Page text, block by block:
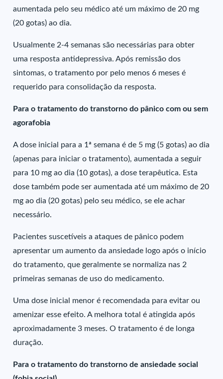
aumentada pelo seu médico até um máximo de 20 mg
(20 gotas) ao dia.
Usualmente 2-4 semanas são necessárias para obter
uma resposta antidepressiva. Após remissão dos
sintomas, o tratamento por pelo menos 6 meses é
requerido para consolidação da resposta.
Para o tratamento do transtorno do pânico com ou sem
agorafobia
A dose inicial para a 1ª semana é de 5 mg (5 gotas) ao dia
(apenas para iniciar o tratamento), aumentada a seguir
para 10 mg ao dia (10 gotas), a dose terapêutica. Esta
dose também pode ser aumentada até um máximo de 20
mg ao dia (20 gotas) pelo seu médico, se ele achar
necessário.
Pacientes suscetíveis a ataques de pânico podem
apresentar um aumento da ansiedade logo após o início
do tratamento, que geralmente se normaliza nas 2
primeiras semanas de uso do medicamento.
Uma dose inicial menor é recomendada para evitar ou
amenizar esse efeito. A melhora total é atingida após
aproximadamente 3 meses. O tratamento é de longa
duração.
Para o tratamento do transtorno de ansiedade social